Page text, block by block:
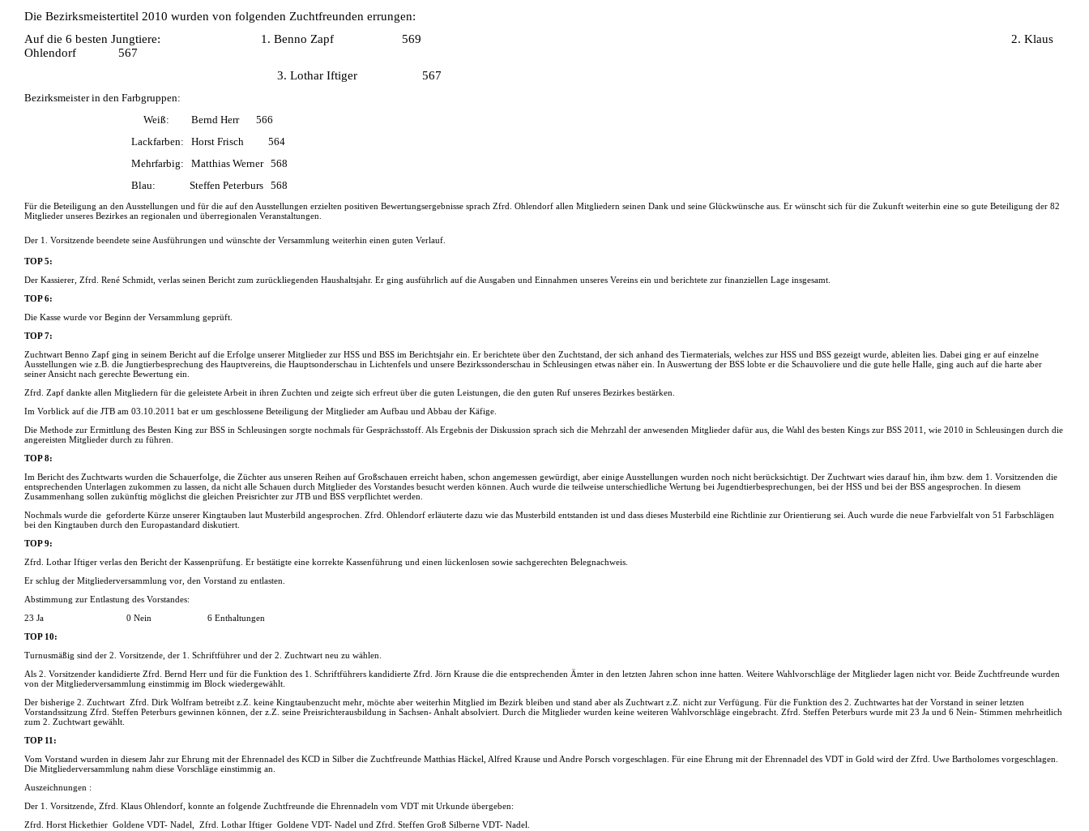
Die Bezirksmeistertitel 2010 wurden von folgenden Zuchtfreunden errungen:
Auf die 6 besten Jungtiere:
1. Benno Zapf 569
2. Klaus
Ohlendorf
567
3. Lothar Iftiger
567
Bezirksmeister in den Farbgruppen:
Weiß: Bernd Herr 566
Lackfarben: Horst Frisch 564
Mehrfarbig: Matthias Werner 568
Blau: Steffen Peterburs 568
Für die Beteiligung an den Ausstellungen und für die auf den Ausstellungen erzielten positiven Bewertungsergebnisse sprach Zfrd. Ohlendorf allen Mitgliedern seinen Dank und seine Glückwünsche aus. Er wünscht sich für die Zukunft weiterhin eine so gute Beteiligung der 82
Mitglieder unseres Bezirkes an regionalen und überregionalen Veranstaltungen.
Der 1. Vorsitzende beendete seine Ausführungen und wünschte der Versammlung weiterhin einen guten Verlauf.
TOP 5:
Der Kassierer, Zfrd. René Schmidt, verlas seinen Bericht zum zurückliegenden Haushaltsjahr. Er ging ausführlich auf die Ausgaben und Einnahmen unseres Vereins ein und berichtete zur finanziellen Lage insgesamt.
TOP 6:
Die Kasse wurde vor Beginn der Versammlung geprüft.
TOP 7:
Zuchtwart Benno Zapf ging in seinem Bericht auf die Erfolge unserer Mitglieder zur HSS und BSS im Berichtsjahr ein. Er berichtete über den Zuchtstand, der sich anhand des Tiermaterials, welches zur HSS und BSS gezeigt wurde, ableiten lies. Dabei ging er auf einzelne
Ausstellungen wie z.B. die Jungtierbesprechung des Hauptvereins, die Hauptsonderschau in Lichtenfels und unsere Bezirkssonderschau in Schleusingen etwas näher ein. In Auswertung der BSS lobte er die Schauvoliere und die gute helle Halle, ging auch auf die harte aber
seiner Ansicht nach gerechte Bewertung ein.
Zfrd. Zapf dankte allen Mitgliedern für die geleistete Arbeit in ihren Zuchten und zeigte sich erfreut über die guten Leistungen, die den guten Ruf unseres Bezirkes bestärken.
Im Vorblick auf die JTB am 03.10.2011 bat er um geschlossene Beteiligung der Mitglieder am Aufbau und Abbau der Käfige.
Die Methode zur Ermittlung des Besten King zur BSS in Schleusingen sorgte nochmals für Gesprächsstoff. Als Ergebnis der Diskussion sprach sich die Mehrzahl der anwesenden Mitglieder dafür aus, die Wahl des besten Kings zur BSS 2011, wie 2010 in Schleusingen durch die
angereisten Mitglieder durch zu führen.
TOP 8:
Im Bericht des Zuchtwarts wurden die Schauerfolge, die Züchter aus unseren Reihen auf Großschauen erreicht haben, schon angemessen gewürdigt, aber einige Ausstellungen wurden noch nicht berücksichtigt. Der Zuchtwart wies darauf hin, ihm bzw. dem 1. Vorsitzenden die
entsprechenden Unterlagen zukommen zu lassen, da nicht alle Schauen durch Mitglieder des Vorstandes besucht werden können. Auch wurde die teilweise unterschiedliche Wertung bei Jugendtierbesprechungen, bei der HSS und bei der BSS angesprochen. In diesem
Zusammenhang sollen zukünftig möglichst die gleichen Preisrichter zur JTB und BSS verpflichtet werden.
Nochmals wurde die geforderte Kürze unserer Kingtauben laut Musterbild angesprochen. Zfrd. Ohlendorf erläuterte dazu wie das Musterbild entstanden ist und dass dieses Musterbild eine Richtlinie zur Orientierung sei. Auch wurde die neue Farbvielfalt von 51 Farbschlägen
bei den Kingtauben durch den Europastandard diskutiert.
TOP 9:
Zfrd. Lothar Iftiger verlas den Bericht der Kassenprüfung. Er bestätigte eine korrekte Kassenführung und einen lückenlosen sowie sachgerechten Belegnachweis.
Er schlug der Mitgliederversammlung vor, den Vorstand zu entlasten.
Abstimmung zur Entlastung des Vorstandes:
23 Ja
0 Nein
6 Enthaltungen
TOP 10:
Turnusmäßig sind der 2. Vorsitzende, der 1. Schriftführer und der 2. Zuchtwart neu zu wählen.
Als 2. Vorsitzender kandidierte Zfrd. Bernd Herr und für die Funktion des 1. Schriftführers kandidierte Zfrd. Jörn Krause die die entsprechenden Ämter in den letzten Jahren schon inne hatten. Weitere Wahlvorschläge der Mitglieder lagen nicht vor. Beide Zuchtfreunde wurden
von der Mitgliederversammlung einstimmig im Block wiedergewählt.
Der bisherige 2. Zuchtwart Zfrd. Dirk Wolfram betreibt z.Z. keine Kingtaubenzucht mehr, möchte aber weiterhin Mitglied im Bezirk bleiben und stand aber als Zuchtwart z.Z. nicht zur Verfügung. Für die Funktion des 2. Zuchtwartes hat der Vorstand in seiner letzten
Vorstandssitzung Zfrd. Steffen Peterburs gewinnen können, der z.Z. seine Preisrichterausbildung in Sachsen- Anhalt absolviert. Durch die Mitglieder wurden keine weiteren Wahlvorschläge eingebracht. Zfrd. Steffen Peterburs wurde mit 23 Ja und 6 Nein- Stimmen mehrheitlich
zum 2. Zuchtwart gewählt.
TOP 11:
Vom Vorstand wurden in diesem Jahr zur Ehrung mit der Ehrennadel des KCD in Silber die Zuchtfreunde Matthias Häckel, Alfred Krause und Andre Porsch vorgeschlagen. Für eine Ehrung mit der Ehrennadel des VDT in Gold wird der Zfrd. Uwe Bartholomes vorgeschlagen.
Die Mitgliederversammlung nahm diese Vorschläge einstimmig an.
Auszeichnungen :
Der 1. Vorsitzende, Zfrd. Klaus Ohlendorf, konnte an folgende Zuchtfreunde die Ehrennadeln vom VDT mit Urkunde übergeben:
Zfrd. Horst Hickethier Goldene VDT- Nadel, Zfrd. Lothar Iftiger Goldene VDT- Nadel und Zfrd. Steffen Groß Silberne VDT- Nadel.